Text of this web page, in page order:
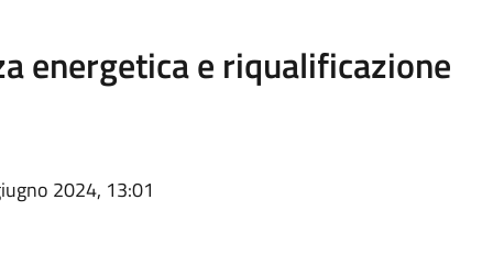
energetica e riqualificazione
2024, 13:01